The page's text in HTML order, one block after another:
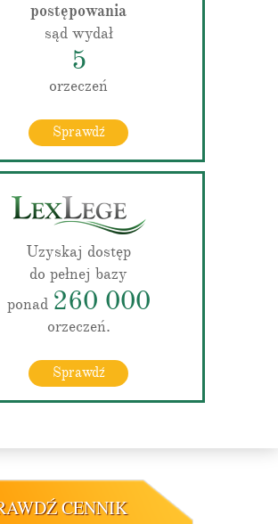
postępowania
sąd wydał
5
orzeczeń
Sprawdź
Uzyskaj dostęp
do pełnej bazy
ponad 260 000
orzeczeń.
Sprawdź
CENNIK